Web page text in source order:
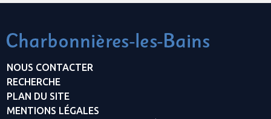
NOUS CONTACTER
RECHERCHE
PLAN DU SITE
MENTIONS LÉGALES